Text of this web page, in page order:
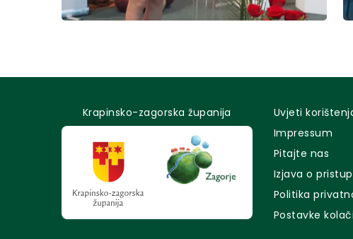
Krapinsko-zagorska županija
Uvjeti
Impressum
Pitajte nas
Izjava o
Politika
Postavke